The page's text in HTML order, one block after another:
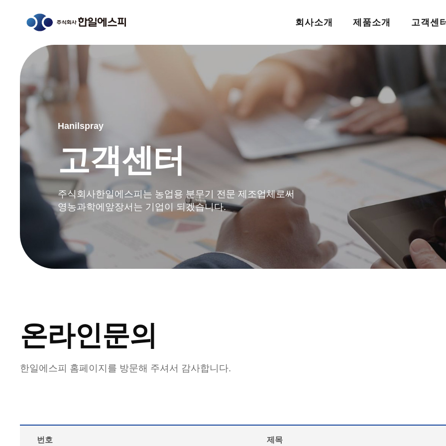
회사소개 제품소개 고객센
Hanilspray
고객센터
주식회사한일에스피는 농업용 분무기 전문 제조업체로써
영농과학에앞장서는 기업이 되겠습니다.
온라인문의
한일에스피 홈페이지를 방문해 주셔서 감사합니다.
번호 제목